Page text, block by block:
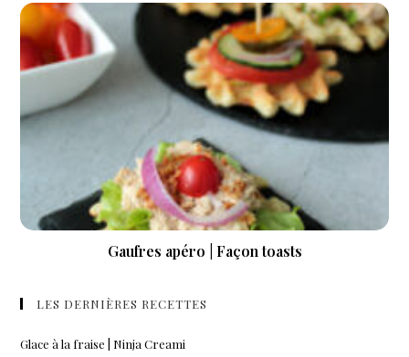
Gaufres apéro | Façon toasts
LES DERNIÈRES RECETTES
Glace à la fraise | Ninja Creami